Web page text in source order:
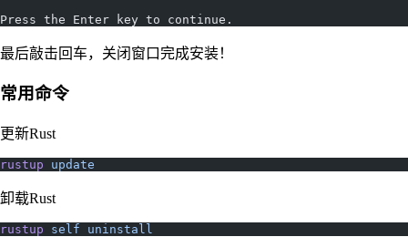
Press the Enter key to continue.
最后敲击回车，关闭窗口完成安装！
常用命令
更新Rust
rustup update
卸载Rust
rustup self uninstall